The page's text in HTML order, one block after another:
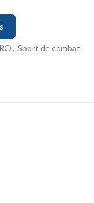
, Sport de combat